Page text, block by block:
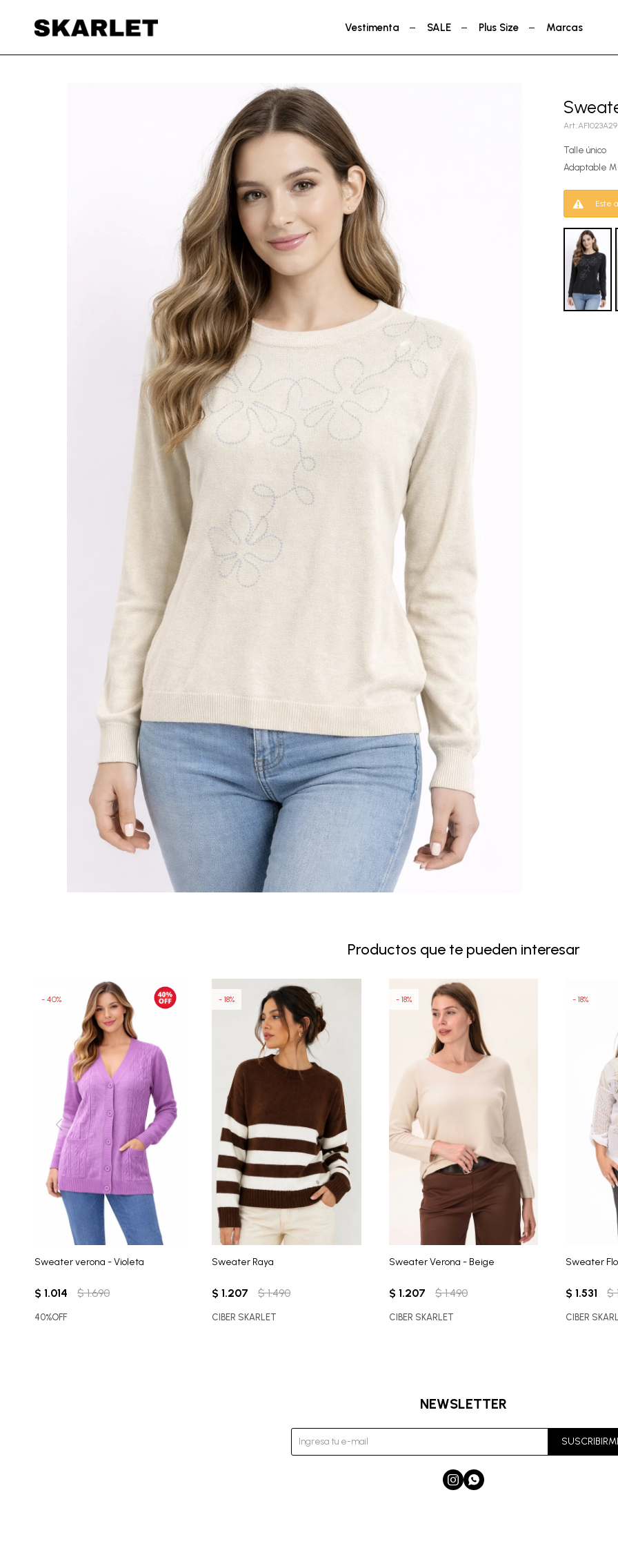
Vestimenta SALE Plus Size Marcas
AF1023A29
Talle único
Adaptable
Este
Productos que te pueden interesar
Sweater verona - Violeta
$ 1.014 $ 1.690
40
40%OFF
Sweater Raya
$ 1.207 $ 1.490
18
CIBER SKARLET
Sweater Verona - Beige
$ 1.207 $ 1.490
18
CIBER SKARLET
Sweater
$ 1.531 $
18
CIBER
NEWSLETTER
 